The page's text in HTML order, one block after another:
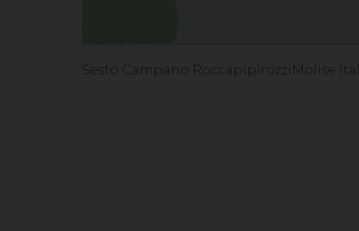
Sesto Campano RoccapipirozziMolise